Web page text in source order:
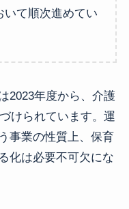
いて順次進めてい
2023年度から、介護
けられています。運
事業の性質上、保育
化は必要不可欠にな